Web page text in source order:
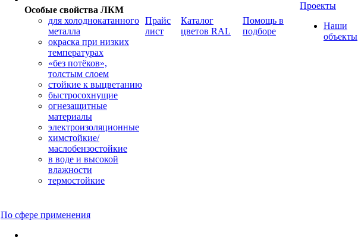
Особые свойства ЛКМ
для холоднокатанного
металла
окраска при низких
температурах
«без потёков»,
толстым слоем
стойкие к выцветанию
быстросохнущие
огнезащитные
материалы
электроизоляционные
химстойкие/
маслобензостойкие
в воде и высокой
влажности
термостойкие
Прайс
лист
Каталог
цветов RAL
Помощь в
подборе
Проекты
Наши
объекты
По сфере применения